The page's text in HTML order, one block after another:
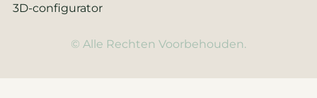
3D-configurator
© Alle Rechten Voorbehouden.